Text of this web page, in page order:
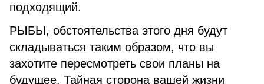
подходящий.
РЫБЫ, обстоятельства этого дня будут
складываться таким образом, что вы
захотите пересмотреть свои планы на
будущее. Тайная сторона вашей жизни